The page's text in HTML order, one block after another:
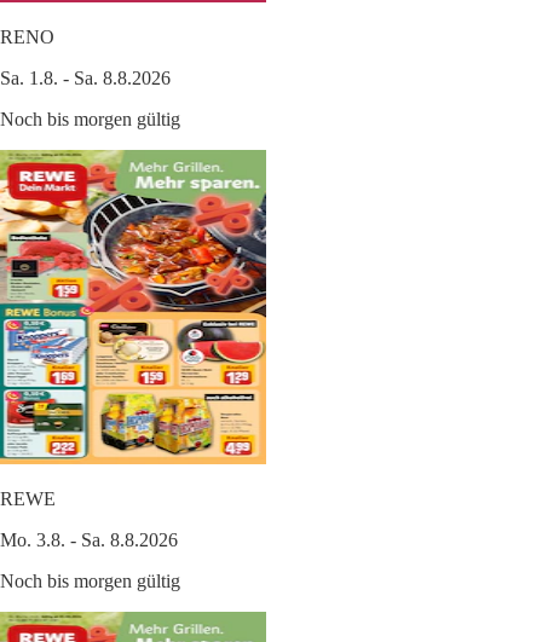
RENO
Sa. 1.8. - Sa. 8.8.2026
Noch bis morgen gültig
REWE
Mo. 3.8. - Sa. 8.8.2026
Noch bis morgen gültig